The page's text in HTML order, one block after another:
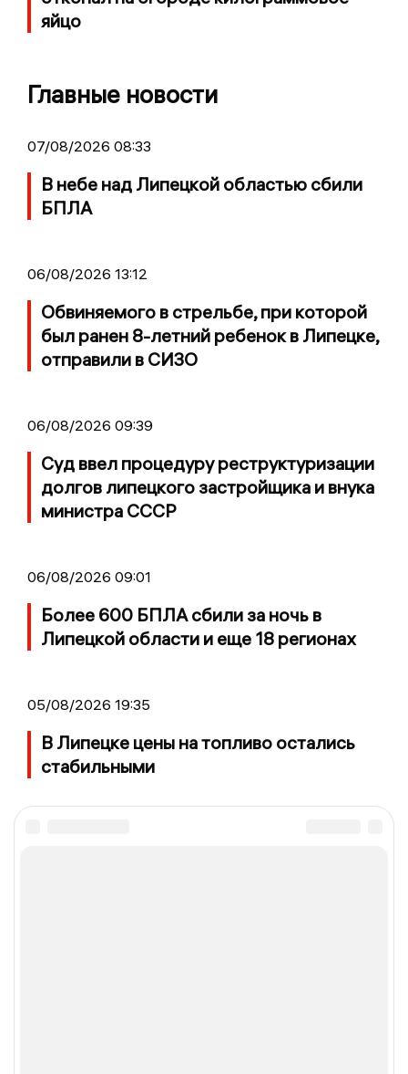
яйцо
Главные новости
07/08/2026 08:33
В небе над Липецкой областью сбили
БПЛА
06/08/2026 13:12
Обвиняемого в стрельбе, при которой
был ранен 8-летний ребенок в Липецке,
отправили в СИЗО
06/08/2026 09:39
Суд ввел процедуру реструктуризации
долгов липецкого застройщика и внука
министра СССР
06/08/2026 09:01
Более 600 БПЛА сбили за ночь в
Липецкой области и еще 18 регионах
05/08/2026 19:35
В Липецке цены на топливо остались
стабильными